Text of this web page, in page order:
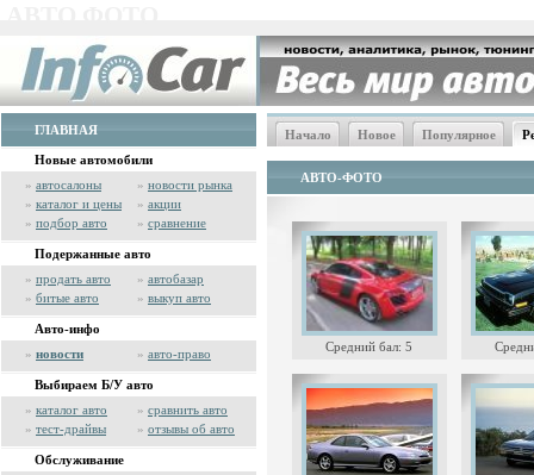
ГЛАВНАЯ
Новые автомобили
» автосалоны » новости рынка
» каталог и цены » акции
» подбор авто » сравнение
Подержанные авто
» продать авто » автобазар
» битые авто » выкуп авто
Авто-инфо
» новости » авто-право
Выбираем Б/У авто
» каталог авто » сравнить авто
» тест-драйвы » отзывы об авто
Обслуживание
Начало Новое Популярное
АВТО-ФОТО
Средний бал: 5